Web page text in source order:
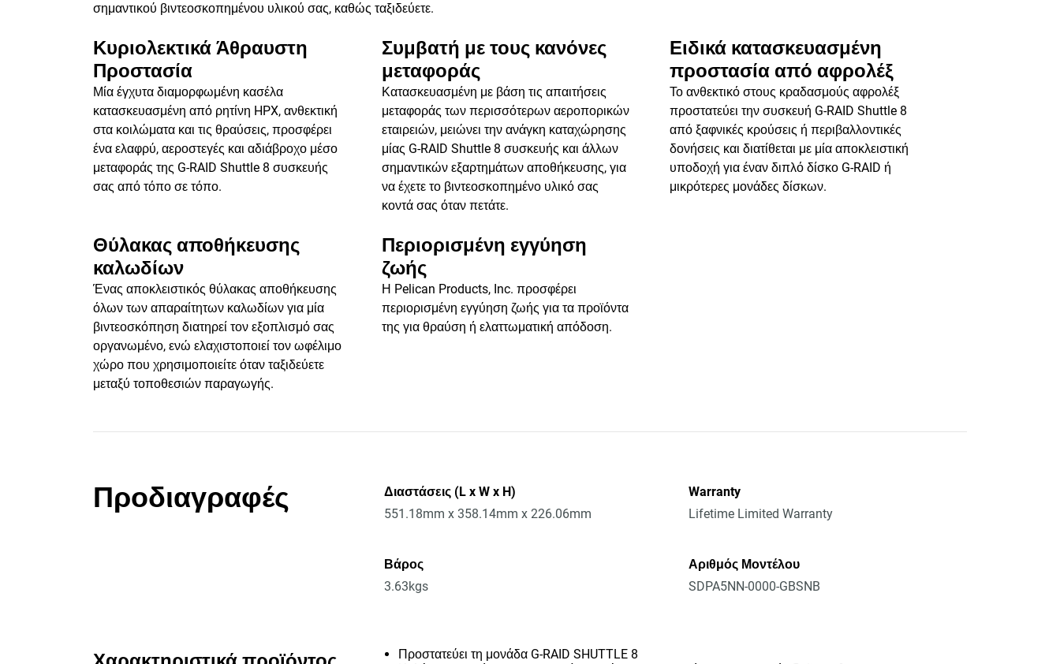
σημαντικού βιντεοσκοπημένου υλικού σας, καθώς ταξιδεύετε.
Κυριολεκτικά Άθραυστη
Προστασία
Μία έγχυτα διαμορφωμένη κασέλα
κατασκευασμένη από ρητίνη HPX, ανθεκτική
στα κοιλώματα και τις θραύσεις, προσφέρει
ένα ελαφρύ, αεροστεγές και αδιάβροχο μέσο
μεταφοράς της G-RAID Shuttle 8 συσκευής
σας από τόπο σε τόπο.
Συμβατή με τους κανόνες
μεταφοράς
Κατασκευασμένη με βάση τις απαιτήσεις
μεταφοράς των περισσότερων αεροπορικών
εταιρειών, μειώνει την ανάγκη καταχώρησης
μίας G-RAID Shuttle 8 συσκευής και άλλων
σημαντικών εξαρτημάτων αποθήκευσης, για
να έχετε το βιντεοσκοπημένο υλικό σας
κοντά σας όταν πετάτε.
Ειδικά κατασκευασμένη
προστασία από αφρολέξ
Το ανθεκτικό στους κραδασμούς αφρολέξ
προστατεύει την συσκευή G-RAID Shuttle 8
από ξαφνικές κρούσεις ή περιβαλλοντικές
δονήσεις και διατίθεται με μία αποκλειστική
υποδοχή για έναν διπλό δίσκο G-RAID ή
μικρότερες μονάδες δίσκων.
Θύλακας αποθήκευσης
καλωδίων
Ένας αποκλειστικός θύλακας αποθήκευσης
όλων των απαραίτητων καλωδίων για μία
βιντεοσκόπηση διατηρεί τον εξοπλισμό σας
οργανωμένο, ενώ ελαχιστοποιεί τον ωφέλιμο
χώρο που χρησιμοποιείτε όταν ταξιδεύετε
μεταξύ τοποθεσιών παραγωγής.
Περιορισμένη εγγύηση
ζωής
Η Pelican Products, Inc. προσφέρει
περιορισμένη εγγύηση ζωής για τα προϊόντα
της για θραύση ή ελαττωματική απόδοση.
Προδιαγραφές
Διαστάσεις (L x W x H)
551.18mm x 358.14mm x 226.06mm
Warranty
Lifetime Limited Warranty
Βάρος
3.63kgs
Αριθμός Μοντέλου
SDPA5NN-0000-GBSNB
Προστατεύει τη μονάδα G-RAID SHUTTLE 8